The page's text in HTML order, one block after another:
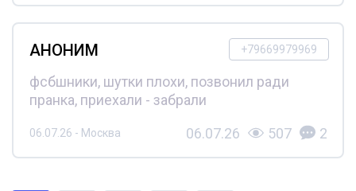
+79669979969
АНОНИМ
фсбшники, шутки плохи, позвонил ради
пранка, приехали - забрали
06.07.26 - Москва 06.07.26 507 2